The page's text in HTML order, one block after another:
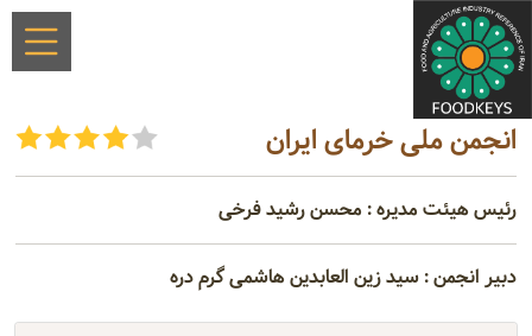
انجمن ملی خرمای ایران
رئیس هیئت مدیره : محسن رشید فرخی
دبیر انجمن : سید زین العابدین هاشمی گرم دره